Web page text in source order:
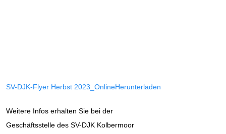
SV-DJK-Flyer Herbst 2023_OnlineHerunterladen
Weitere Infos erhalten Sie bei der
Geschäftsstelle des SV-DJK Kolbermoor